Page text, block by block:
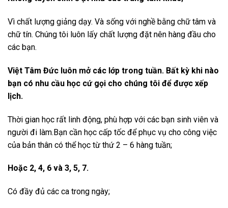
Vì chất lượng giảng dạy. Và sống với nghề bằng chữ tâm và
chữ tín. Chúng tôi luôn lấy chất lượng đặt nên hàng đầu cho
các bạn.
Việt Tâm Đức luôn mở các lớp trong tuần. Bất kỳ khi nào
bạn có nhu cầu học cứ gọi cho chúng tôi để được xếp
lịch.
Thời gian học rất linh động, phù hợp với các bạn sinh viên và
người đi làm.Bạn cần học cấp tốc để phục vụ cho công việc
của bản thân có thể học từ thứ 2 – 6 hàng tuần;
Hoặc 2, 4, 6 và 3, 5, 7.
Có đầy đủ các ca trong ngày;